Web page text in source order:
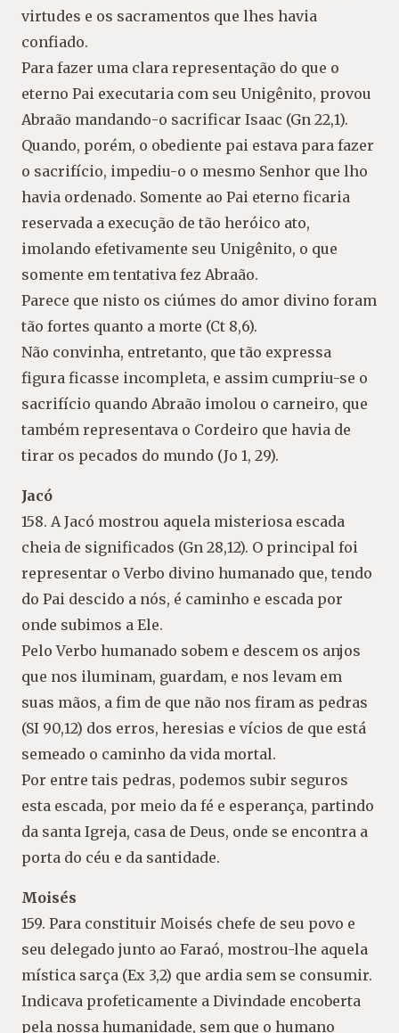
virtudes e os sacramentos que lhes havia
confiado.
Para fazer uma clara representação do que o
eterno Pai executaria com seu Unigênito, provou
Abraão mandando-o sacrificar Isaac (Gn 22,1).
Quando, porém, o obediente pai estava para fazer
o sacrifício, impediu-o o mesmo Senhor que lho
havia ordenado. Somente ao Pai eterno ficaria
reservada a execução de tão heróico ato,
imolando efetivamente seu Unigênito, o que
somente em tentativa fez Abraão.
Parece que nisto os ciúmes do amor divino foram
tão fortes quanto a morte (Ct 8,6).
Não convinha, entretanto, que tão expressa
figura ficasse incompleta, e assim cumpriu-se o
sacrifício quando Abraão imolou o carneiro, que
também representava o Cordeiro que havia de
tirar os pecados do mundo (Jo 1, 29).
Jacó
158. A Jacó mostrou aquela misteriosa escada
cheia de significados (Gn 28,12). O principal foi
representar o Verbo divino humanado que, tendo
do Pai descido a nós, é caminho e escada por
onde subimos a Ele.
Pelo Verbo humanado sobem e descem os anjos
que nos iluminam, guardam, e nos levam em
suas mãos, a fim de que não nos firam as pedras
(SI 90,12) dos erros, heresias e vícios de que está
semeado o caminho da vida mortal.
Por entre tais pedras, podemos subir seguros
esta escada, por meio da fé e esperança, partindo
da santa Igreja, casa de Deus, onde se encontra a
porta do céu e da santidade.
Moisés
159. Para constituir Moisés chefe de seu povo e
seu delegado junto ao Faraó, mostrou-lhe aquela
mística sarça (Ex 3,2) que ardia sem se consumir.
Indicava profeticamente a Divindade encoberta
pela nossa humanidade, sem que o humano